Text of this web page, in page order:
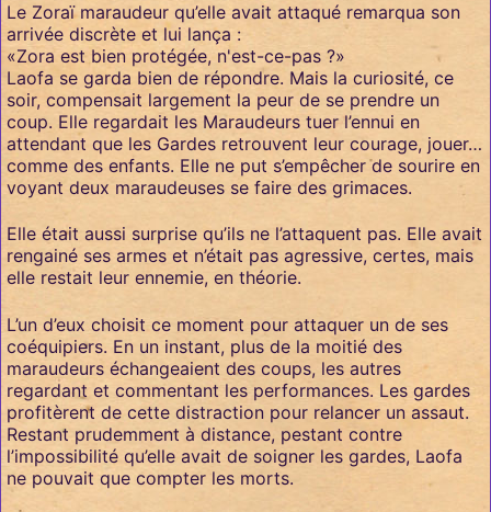
Le Zoraï maraudeur qu’elle avait attaqué remarqua son
arrivée discrète et lui lança :
«Zora est bien protégée, n'est-ce-pas ?»
Laofa se garda bien de répondre. Mais la curiosité, ce
soir, compensait largement la peur de se prendre un
coup. Elle regardait les Maraudeurs tuer l’ennui en
attendant que les Gardes retrouvent leur courage, jouer…
comme des enfants. Elle ne put s’empêcher de sourire en
voyant deux maraudeuses se faire des grimaces.
Elle était aussi surprise qu’ils ne l’attaquent pas. Elle avait
rengainé ses armes et n’était pas agressive, certes, mais
elle restait leur ennemie, en théorie.
L’un d’eux choisit ce moment pour attaquer un de ses
coéquipiers. En un instant, plus de la moitié des
maraudeurs échangeaient des coups, les autres
regardant et commentant les performances. Les gardes
profitèrent de cette distraction pour relancer un assaut.
Restant prudemment à distance, pestant contre
l’impossibilité qu’elle avait de soigner les gardes, Laofa
ne pouvait que compter les morts.